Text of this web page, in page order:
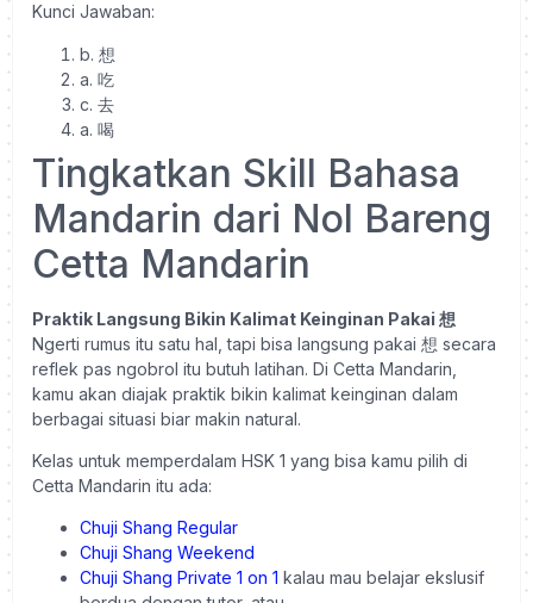
Kunci Jawaban:
b. 想
a. 吃
c. 去
a. 喝
Tingkatkan Skill Bahasa
Mandarin dari Nol Bareng
Cetta Mandarin
Praktik Langsung Bikin Kalimat Keinginan Pakai 想
Ngerti rumus itu satu hal, tapi bisa langsung pakai 想 secara
reflek pas ngobrol itu butuh latihan. Di Cetta Mandarin,
kamu akan diajak praktik bikin kalimat keinginan dalam
berbagai situasi biar makin natural.
Kelas untuk memperdalam HSK 1 yang bisa kamu pilih di
Cetta Mandarin itu ada:
Chuji Shang Regular
Chuji Shang Weekend
Chuji Shang Private 1 on 1 kalau mau belajar ekslusif